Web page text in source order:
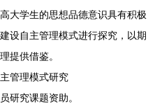
大学生的思想品德意识具有积极
设自主管理模式进行探究，以期
提供借鉴。
管理模式研究
研究课题资助。